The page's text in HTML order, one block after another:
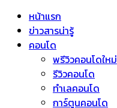
หน้าแรก
ข่าวสารน่ารู้
คอนโด
พรีวิวคอนโดใหม่
รีวิวคอนโด
ทำเลคอนโด
การ์ตูนคอนโด